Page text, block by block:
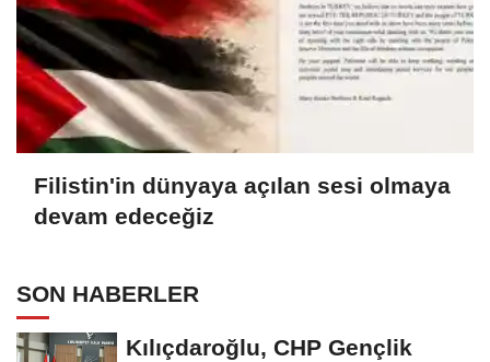
Filistin'in dünyaya açılan sesi olmaya
devam edeceğiz
SON HABERLER
Kılıçdaroğlu, CHP Gençlik